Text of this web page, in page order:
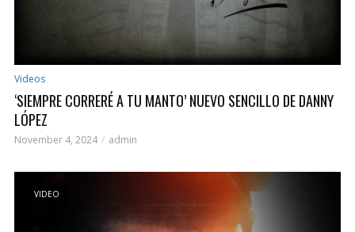
Videos
‘SIEMPRE CORRERÉ A TU MANTO’ NUEVO SENCILLO DE DANNY
LÓPEZ
November 4, 2024 admin
VIDEO